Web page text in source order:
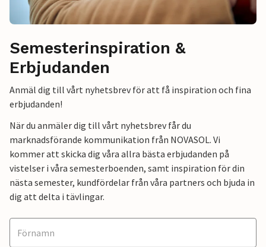
Semesterinspiration &
Erbjudanden
Anmäl dig till vårt nyhetsbrev för att få inspiration och fina
erbjudanden!
När du anmäler dig till vårt nyhetsbrev får du
marknadsförande kommunikation från NOVASOL. Vi
kommer att skicka dig våra allra bästa erbjudanden på
vistelser i våra semesterboenden, samt inspiration för din
nästa semester, kundfördelar från våra partners och bjuda in
dig att delta i tävlingar.